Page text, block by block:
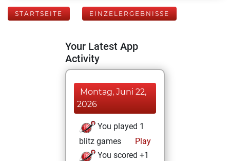
STARTSEITE EINZELERGEBNISSE
Your Latest App
Activity
Montag, Juni 22,
2026
You played 1
blitz games
Play
You scored +1